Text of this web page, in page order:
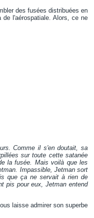
des fusées distribuées en
l'aérospatiale. Alors, ce ne
Comme il s'en doutait, sa
sur toute cette satanée
la fusée. Mais voilà que les
Impassible, Jetman sort
que ça ne servait à rien de
pis pour eux, Jetman entend
laisse admirer son superbe